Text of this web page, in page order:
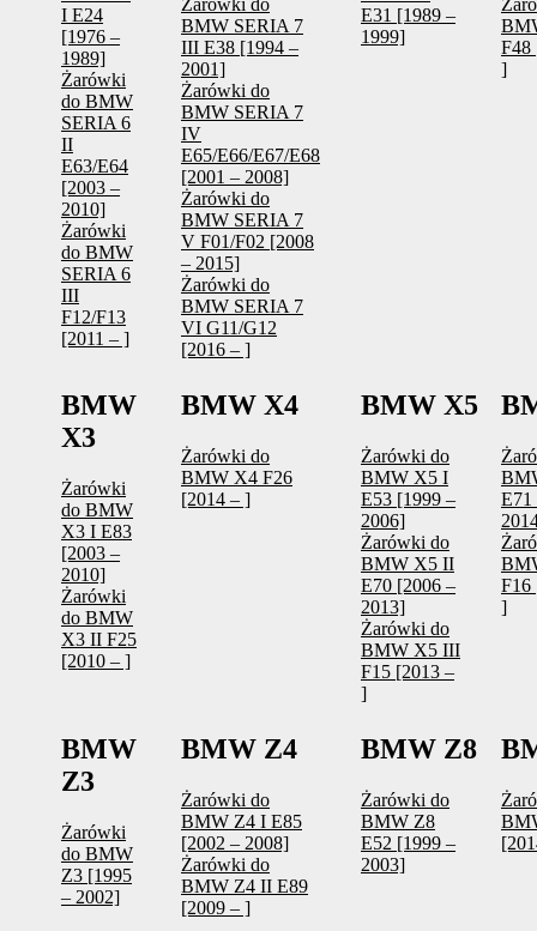
I E24
[1976 –
1989]
Żarówki
do BMW
SERIA 6
II
E63/E64
[2003 –
2010]
Żarówki
do BMW
SERIA 6
III
F12/F13
[2011 – ]
Żarówki do
BMW SERIA 7
III E38 [1994 –
2001]
Żarówki do
BMW SERIA 7
IV
E65/E66/E67/E68
[2001 – 2008]
Żarówki do
BMW SERIA 7
V F01/F02 [2008
– 2015]
Żarówki do
BMW SERIA 7
VI G11/G12
[2016 – ]
E31 [1989 –
1999]
F48
]
BMW
X3
Żarówki
do BMW
X3 I E83
[2003 –
2010]
Żarówki
do BMW
X3 II F25
[2010 – ]
BMW X4
Żarówki do
BMW X4 F26
[2014 – ]
BMW X5
Żarówki do
BMW X5 I
E53 [1999 –
2006]
Żarówki do
BMW X5 II
E70 [2006 –
2013]
Żarówki do
BMW X5 III
F15 [2013 –
]
E71
F16
]
BMW
Z3
Żarówki
do BMW
Z3 [1995
– 2002]
BMW Z4
Żarówki do
BMW Z4 I E85
[2002 – 2008]
Żarówki do
BMW Z4 II E89
[2009 – ]
BMW Z8
Żarówki do
BMW Z8
E52 [1999 –
2003]